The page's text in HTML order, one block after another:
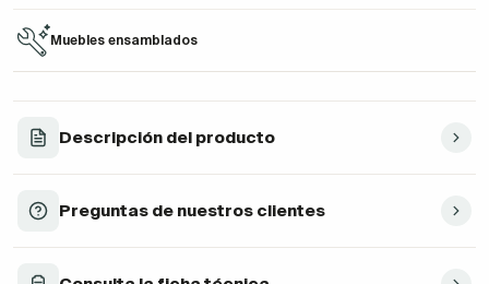
Muebles ensamblados
Descripción del producto
Preguntas de nuestros clientes